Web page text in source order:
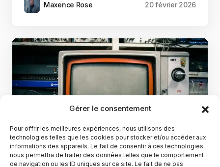
Gérer le consentement
Pour offrir les meilleures expériences, nous utilisons des
technologies telles que les cookies pour stocker et/ou accéder aux
informations des appareils. Le fait de consentir à ces technologies
nous permettra de traiter des données telles que le comportement
de navigation ou les ID uniques sur ce site. Le fait de ne pas
Maxence Rose 20 février 2026
Tech & IA